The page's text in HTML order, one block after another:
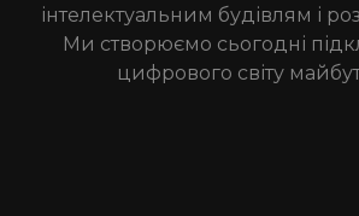
інтелектуальним будівлям і
Ми створюємо сьогодні
цифрового світу